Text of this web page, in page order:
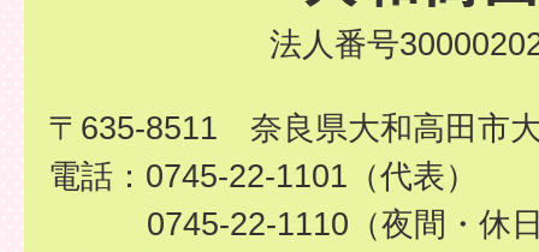
法人番号
〒635-8511 奈良県大和高田市
電話：0745-22-1101（代表）
0745-22-1110（夜間・休